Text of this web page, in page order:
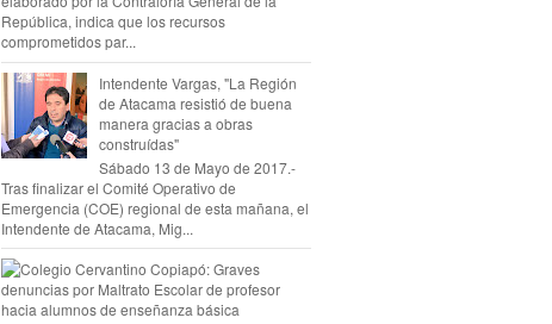
República, indica que los recursos
comprometidos par...
Intendente Vargas, "La Región
de Atacama resistió de buena
manera gracias a obras
construídas"
Sábado 13 de Mayo de 2017.-
Tras finalizar el Comité Operativo de
Emergencia (COE) regional de esta mañana, el
Intendente de Atacama, Mig...